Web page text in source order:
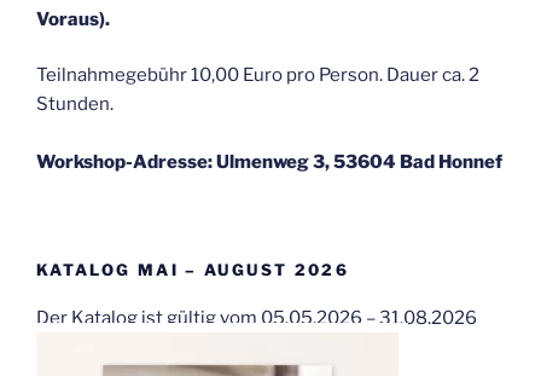
Voraus).
Teilnahmegebühr 10,00 Euro pro Person. Dauer ca. 2
Stunden.
Workshop-Adresse: Ulmenweg 3, 53604 Bad Honnef
KATALOG MAI – AUGUST 2026
Der Katalog ist gültig vom 05.05.2026 – 31.08.2026